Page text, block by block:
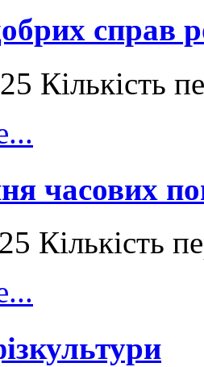
справ
Кількість
часових
Кількість